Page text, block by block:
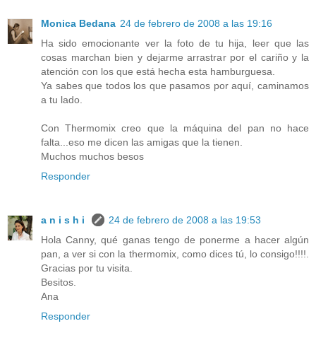
Monica Bedana 24 de febrero de 2008 a las 19:16
Ha sido emocionante ver la foto de tu hija, leer que las
cosas marchan bien y dejarme arrastrar por el cariño y la
atención con los que está hecha esta hamburguesa.
Ya sabes que todos los que pasamos por aquí, caminamos
a tu lado.
Con Thermomix creo que la máquina del pan no hace
falta...eso me dicen las amigas que la tienen.
Muchos muchos besos
Responder
a n i s h i
24 de febrero de 2008 a las 19:53
Hola Canny, qué ganas tengo de ponerme a hacer algún
pan, a ver si con la thermomix, como dices tú, lo consigo!!!!.
Gracias por tu visita.
Besitos.
Ana
Responder